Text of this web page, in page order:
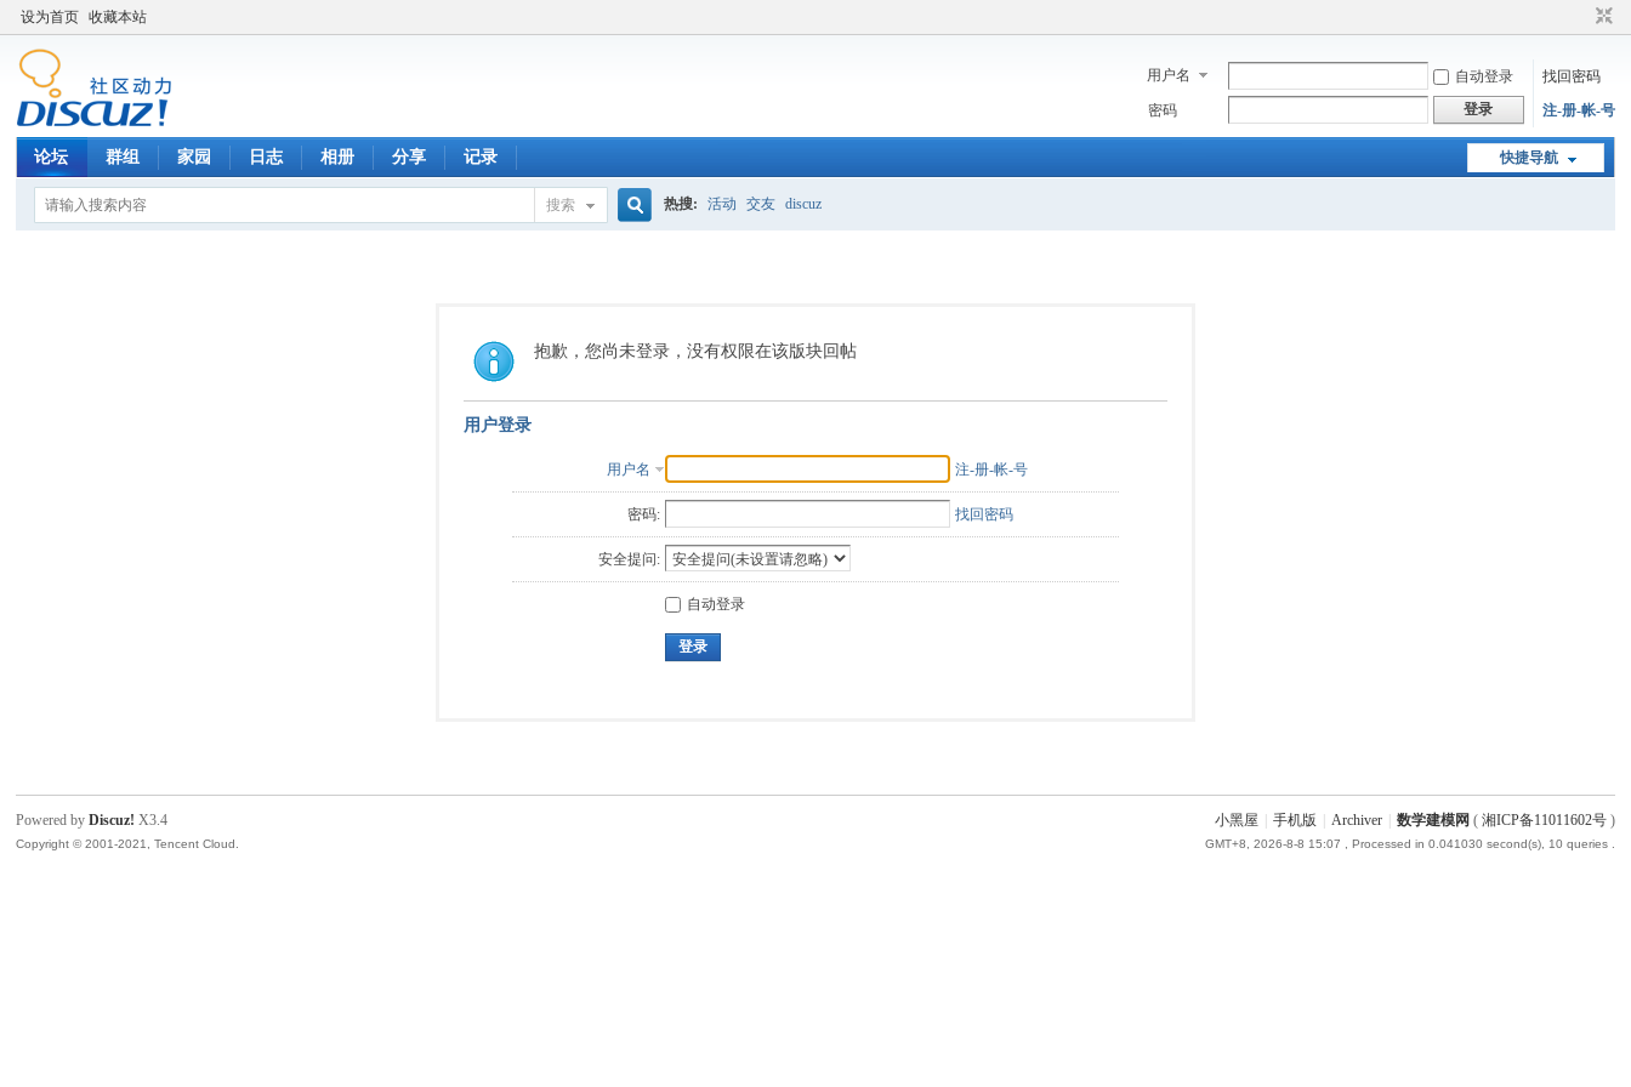
设为首页 收藏本站
用户名 自动登录
找回密码
密码
登录 注-册-帐-号
快捷导航
论坛 群组 家园 日志 相册 分享 记录
搜索
索
热搜: 活动 交友 discuz
抱歉，您尚未登录，没有权限在该版块回帖
用户登录
用户名 注-册-帐-号
密码: 找回密码
安全提问:
自动登录
登录
小黑屋 手机版 Archiver 数学建模网 ( 湘ICP备11011602号)
GMT+8, 2026-8-8 15:07 , Processed in 0.041030 second(s), 10 queries .
Powered byDiscuz! X3.4
Copyright © 2001-2021, Tencent Cloud.